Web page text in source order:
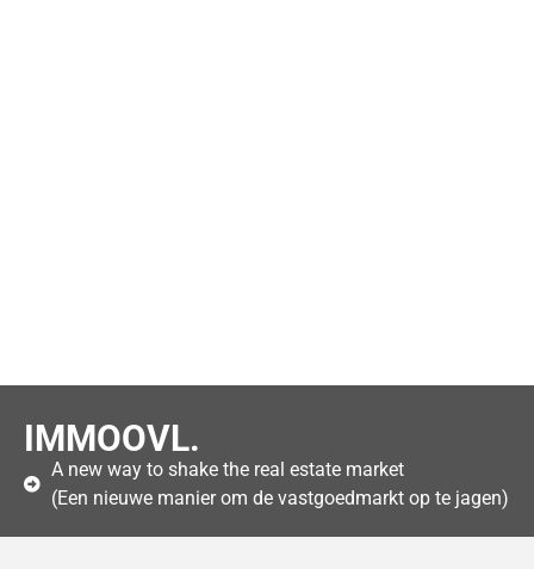
IMMOOVL.
A new way to shake the real estate market
(Een nieuwe manier om de vastgoedmarkt op te jagen)